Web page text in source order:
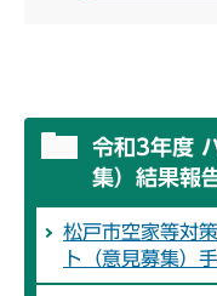
令和3年度
集）結果報
松戸市空家等対
ト（意見募集）